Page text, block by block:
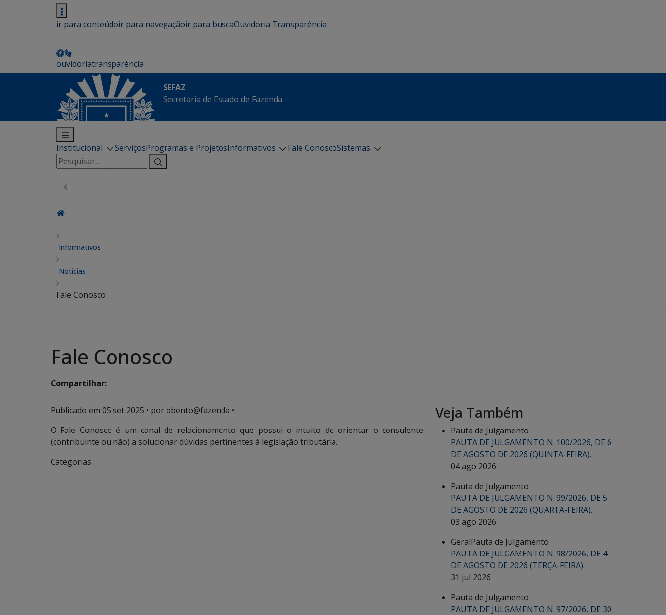
ir para conteúdoir para navegaçãoir para buscaOuvidoria Transparência
ouvidoriatransparência
SEFAZ
Secretaria de Estado de Fazenda
Institucional ServiçosProgramas e ProjetosInformativos Fale ConoscoSistemas
Pesquisar
por:
Informativos
Notícias
Fale Conosco
Fale Conosco
Compartilhar:
Publicado em 05 set 2025 • por bbento@fazenda •
O Fale Conosco é um canal de relacionamento que possui o intuito de orientar o consulente
(contribuinte ou não) a solucionar dúvidas pertinentes à legislação tributária.
Categorias :
Veja Também
Pauta de Julgamento
PAUTA DE JULGAMENTO N. 100/2026, DE 6
DE AGOSTO DE 2026 (QUINTA-FEIRA).
04 ago 2026
Pauta de Julgamento
PAUTA DE JULGAMENTO N. 99/2026, DE 5
DE AGOSTO DE 2026 (QUARTA-FEIRA).
03 ago 2026
GeralPauta de Julgamento
PAUTA DE JULGAMENTO N. 98/2026, DE 4
DE AGOSTO DE 2026 (TERÇA-FEIRA).
31 jul 2026
Pauta de Julgamento
PAUTA DE JULGAMENTO N. 97/2026, DE 30